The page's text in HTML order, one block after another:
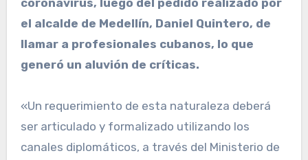
coronavirus, luego del pedido realizado por
el alcalde de Medellín, Daniel Quintero, de
llamar a profesionales cubanos, lo que
generó un aluvión de críticas.
«Un requerimiento de esta naturaleza deberá
ser articulado y formalizado utilizando los
canales diplomáticos, a través del Ministerio de